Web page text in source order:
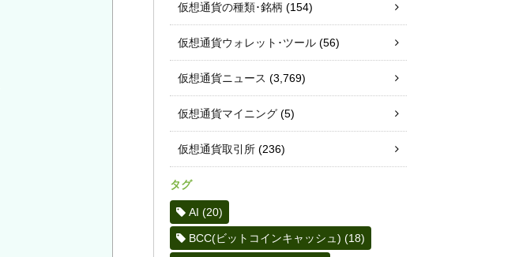
仮想通貨の種類･銘柄 (154)
仮想通貨ウォレット･ツール (56)
仮想通貨ニュース (3,769)
仮想通貨マイニング (5)
仮想通貨取引所 (236)
タグ
AI (20)
BCC(ビットコインキャッシュ) (18)